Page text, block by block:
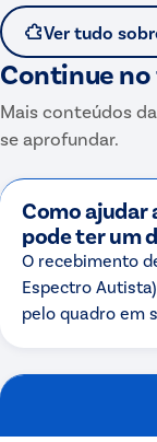
Ver tudo
Continue
Mais conteúdos
se aprofundar.
Como ajudar
pode ter um
O recebimento
Espectro
pelo quadro em